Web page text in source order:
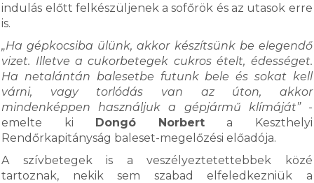
indulás előtt felkészüljenek a sofőrök és az utasok erre
is.
„Ha gépkocsiba ülünk, akkor készítsünk be elegendő
vizet. Illetve a cukorbetegek cukros ételt, édességet.
Ha netalántán balesetbe futunk bele és sokat kell
várni, vagy torlódás van az úton, akkor
mindenképpen használjuk a gépjármű klímáját”-
emelte ki Dongó Norbert a Keszthelyi
Rendőrkapitányság baleset-megelőzési előadója.
A szívbetegek is a veszélyeztetettebbek közé
tartoznak, nekik sem szabad elfeledkezniük a